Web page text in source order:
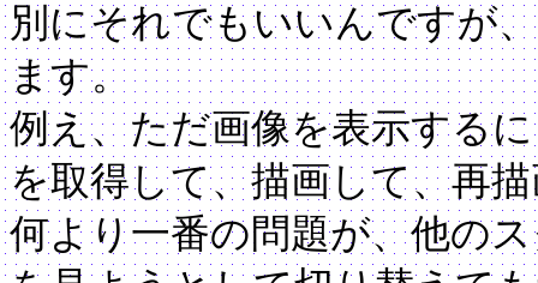
別にそれでもいいんですが
ます。
例え、ただ画像を表示する
を取得して、描画して、再
何より一番の問題が、他の